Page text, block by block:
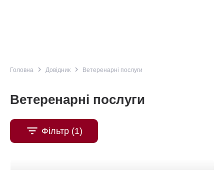
Головна navigate_next Довідник navigate_next Ветеренарні послуги
Ветеренарні послуги
filter_list Фільтр (1)